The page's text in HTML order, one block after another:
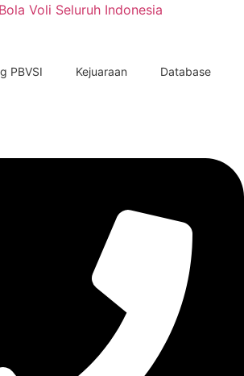
Voli Seluruh Indonesia
PBVSI Kejuaraan Database